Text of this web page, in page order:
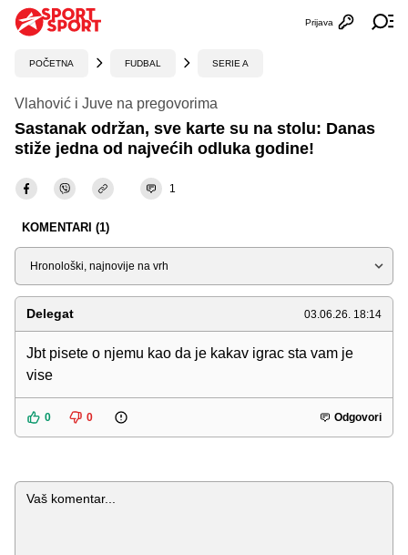
Otvori
Prijava
POČETNA FUDBAL SERIE A
Vlahović i Juve na pregovorima
Sastanak održan, sve karte su na stolu: Danas
stiže jedna od najvećih odluka godine!
1
KOMENTARI (1)
Sortiraj
Delegat 03.06.26. 18:14
Jbt pisete o njemu kao da je kakav igrac sta vam je
vise
0 0 Odgovori
Komentar